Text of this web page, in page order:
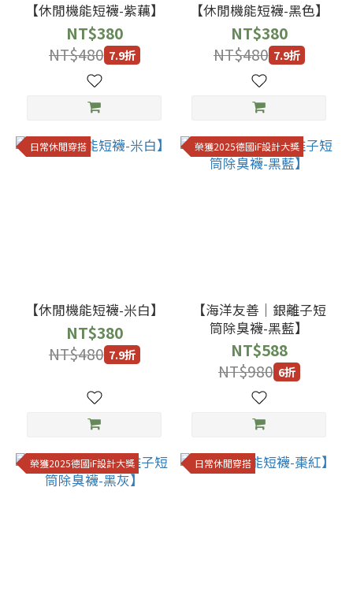
27
28-
20-
22
20
22
(1)
【休閒機能短襪-紫藕】
NT$380
NT$480 7.9折
【休閒機能短襪-黑色】
NT$380
NT$480 7.9折
日常休閒穿搭
【休閒機能短襪-米白】
NT$380
NT$480 7.9折
榮獲2025德國iF設計大獎
【海洋友善｜銀離子短
筒除臭襪-黑藍】
NT$588
NT$980 6折
榮獲2025德國iF設計大獎 日常休閒穿搭